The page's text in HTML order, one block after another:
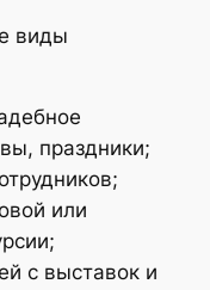
виды
праздники;
или
с выставок и